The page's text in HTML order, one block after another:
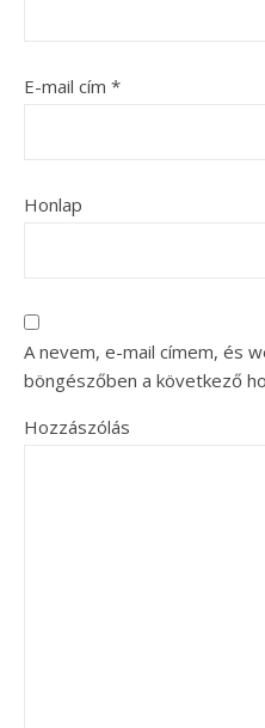
E-mail cím *
Honlap
A nevem, e-mail címem, és
böngészőben a következő
Hozzászólás